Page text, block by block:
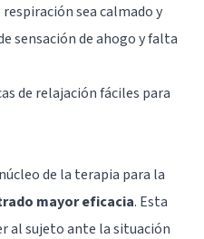
sea calmado y
sensación de ahogo y falta
de relajación fáciles para
de la terapia para la
mayor eficacia. Esta
al sujeto ante la situación